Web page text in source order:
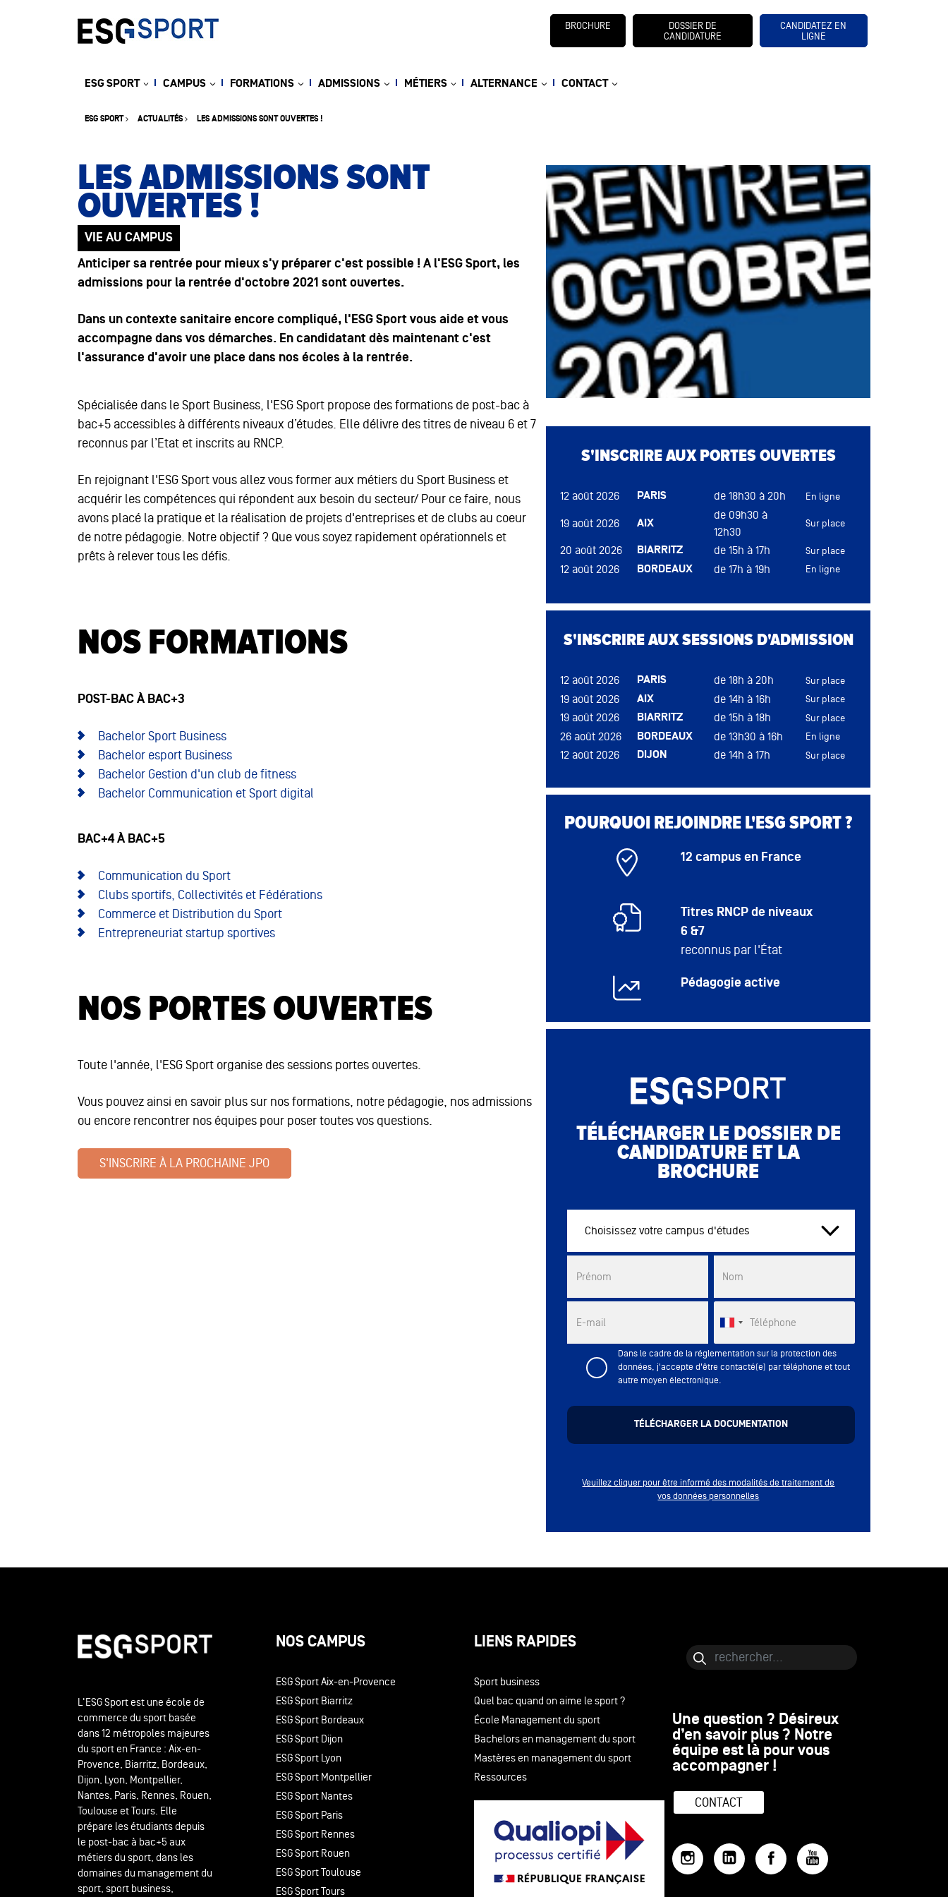
ESG SPORT ACTUALITÉS LES ADMISSIONS SONT OUVERTES !
LES ADMISSIONS SONT
OUVERTES !
VIE AU CAMPUS
Anticiper sa rentrée pour mieux s'y préparer c'est possible ! A l'ESG Sport, les
admissions pour la rentrée d'octobre 2021 sont ouvertes.
Dans un contexte sanitaire encore compliqué, l'ESG Sport vous aide et vous
accompagne dans vos démarches. En candidatant dès maintenant c'est
l'assurance d'avoir une place dans nos écoles à la rentrée.
Spécialisée dans le Sport Business, l'ESG Sport propose des formations de post-bac à
bac+5 accessibles à différents niveaux d’études. Elle délivre des titres de niveau 6 et 7
reconnus par l’Etat et inscrits au RNCP.
En rejoignant l'ESG Sport vous allez vous former aux métiers du Sport Business et
acquérir les compétences qui répondent aux besoin du secteur/ Pour ce faire, nous
avons placé la pratique et la réalisation de projets d'entreprises et de clubs au coeur
de notre pédagogie. Notre objectif ? Que vous soyez rapidement opérationnels et
prêts à relever tous les défis.
NOS FORMATIONS
POST-BAC À BAC+3
Bachelor Sport Business
Bachelor esport Business
Bachelor Gestion d'un club de fitness
Bachelor Communication et Sport digital
BAC+4 À BAC+5
Communication du Sport
Clubs sportifs, Collectivités et Fédérations
Commerce et Distribution du Sport
Entrepreneuriat startup sportives
NOS PORTES OUVERTES
Toute l'année, l'ESG Sport organise des sessions portes ouvertes.
Vous pouvez ainsi en savoir plus sur nos formations, notre pédagogie, nos admissions
ou encore rencontrer nos équipes pour poser toutes vos questions.
S'INSCRIRE À LA PROCHAINE JPO
S'INSCRIRE AUX PORTES OUVERTES
12 août 2026 PARIS de 18h30 à 20h En ligne
19 août 2026 AIX
de 09h30 à
12h30
Sur place
20 août 2026 BIARRITZ de 15h à 17h Sur place
12 août 2026 BORDEAUX de 17h à 19h En ligne
09 sep 2026 LYON de 17h à 19h Sur place
26 août 2026 NANTES de 14h30 à 17h30 Sur place
19 août 2026 ROUEN de 14h à 17h Sur place
19 août 2026 TOULOUSE de 14h30 à 16h Sur place
26 août 2026 TOURS de 15h à 17h Sur place
S'INSCRIRE AUX SESSIONS D'ADMISSION
12 août 2026 PARIS de 18h à 20h Sur place
19 août 2026 AIX de 14h à 16h Sur place
19 août 2026 BIARRITZ de 15h à 18h Sur place
26 août 2026 BORDEAUX de 13h30 à 16h En ligne
12 août 2026 DIJON de 14h à 17h Sur place
19 août 2026 MONTPELLIER de 14h à 16h Sur place
26 août 2026 NANTES de 14h à 17h
d'admission
à 17h
12 août 2026 RENNES
de 14h à 17h
12 août 2026 TOURS
POURQUOI REJOINDRE L'ESG SPORT ?
12 campus en France
Titres RNCP de niveaux
6 &7
reconnus par l'État
Pédagogie active
TÉLÉCHARGER LE DOSSIER DE
CANDIDATURE ET LA
BROCHURE
Choisissez votre campus d'études
Prénom Nom
E-mail Téléphone
Dans le cadre de la réglementation sur la protection des
données, j'accepte d'être contacté(e) par téléphone et tout
autre moyen électronique.
Veuillez cliquer pour être informé des modalités de traitement de
vos données personnelles
BROCHURE
DOSSIER DE
CANDIDATURE
CANDIDATEZ EN
LIGNE
ESG SPORT CAMPUS FORMATIONS ADMISSIONS MÉTIERS ALTERNANCE CONTACT
L'ESG Sport est une école de
commerce du sport basée
dans 12 métropoles majeures
du sport en France : Aix-en-
Provence, Biarritz, Bordeaux,
Dijon, Lyon, Montpellier,
Nantes, Paris, Rennes, Rouen,
Toulouse et Tours. Elle
prépare les étudiants depuis
le post-bac à bac+5 aux
métiers du sport, dans les
domaines du management du
sport, sport business,
NOS CAMPUS
ESG Sport Aix-en-Provence
ESG Sport Biarritz
ESG Sport Bordeaux
ESG Sport Dijon
ESG Sport Lyon
ESG Sport Montpellier
ESG Sport Nantes
ESG Sport Paris
ESG Sport Rennes
ESG Sport Rouen
ESG Sport Toulouse
ESG Sport Tours
LIENS RAPIDES
Sport business
Quel bac quand on aime le sport ?
École Management du sport
Bachelors en management du sport
Mastères en management du sport
Ressources
Une question ? Désireux
d’en savoir plus ? Notre
équipe est là pour vous
accompagner !
CONTACT